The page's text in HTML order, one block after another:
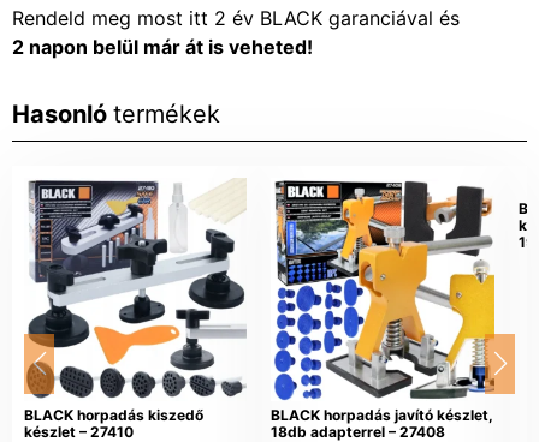
Rendeld meg most itt 2 év BLACK garanciával és
2 napon belül már át is veheted!
Hasonló termékek
BLACK horpadás kiszedő
készlet – 27410
BLACK horpadás javító készlet,
18db adapterrel – 27408